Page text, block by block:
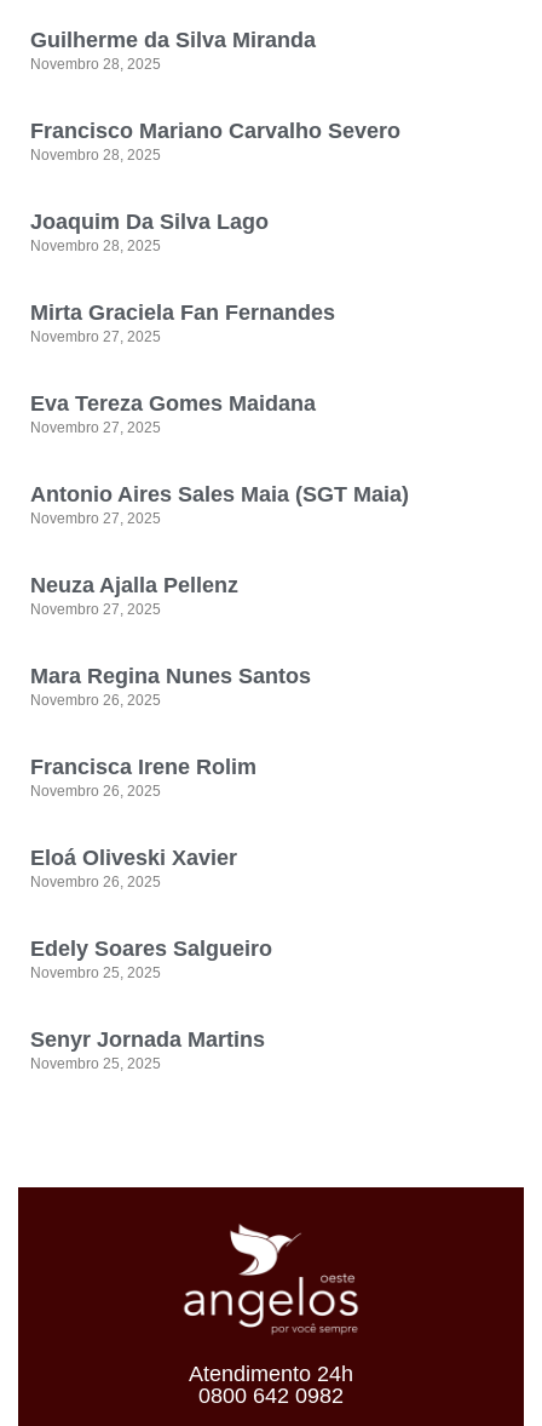
Guilherme da Silva Miranda
Novembro 28, 2025
Francisco Mariano Carvalho Severo
Novembro 28, 2025
Joaquim Da Silva Lago
Novembro 28, 2025
Mirta Graciela Fan Fernandes
Novembro 27, 2025
Eva Tereza Gomes Maidana
Novembro 27, 2025
Antonio Aires Sales Maia (SGT Maia)
Novembro 27, 2025
Neuza Ajalla Pellenz
Novembro 27, 2025
Mara Regina Nunes Santos
Novembro 26, 2025
Francisca Irene Rolim
Novembro 26, 2025
Eloá Oliveski Xavier
Novembro 26, 2025
Edely Soares Salgueiro
Novembro 25, 2025
Senyr Jornada Martins
Novembro 25, 2025
Atendimento 24h
0800 642 0982